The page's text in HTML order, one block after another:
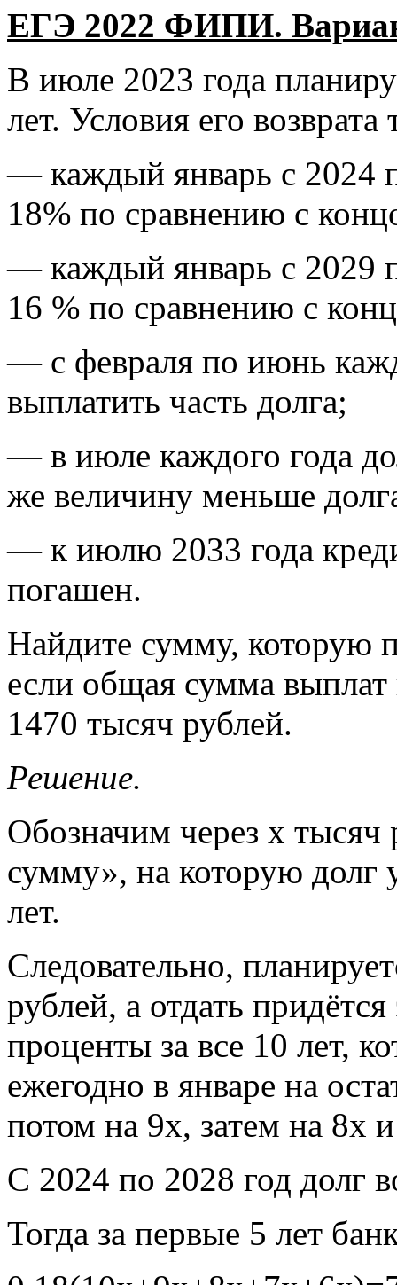
ЕГЭ 2022 ФИПИ.
В июле 2023 года
лет. Условия его возврата
— каждый январь с 2024
18% по сравнению с
— каждый январь с 2029
16 % по сравнению с
— с февраля по июнь
выплатить часть долга;
— в июле каждого года
же величину меньше
— к июлю 2033 года
погашен.
Найдите сумму, которую
если общая сумма выплат
1470 тысяч рублей.
Решение.
Обозначим через х тысяч
сумму», на которую долг
лет.
Следовательно,
рублей, а отдать
проценты за все 10 лет,
ежегодно в январе на
потом на 9х, затем на 8х
С 2024 по 2028 год долг
Тогда за первые 5 лет